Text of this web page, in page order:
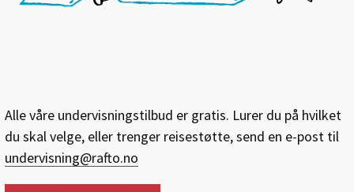
Alle våre undervisningstilbud er gratis. Lurer du på hvilket
du skal velge, eller trenger reisestøtte, send en e-post til
undervisning@rafto.no